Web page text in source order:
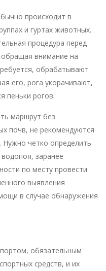
происходит в
и гуртах животных.
процедура перед
внимание на
обрабатывают
его, рога укорачивают,
пеньки рогов.
маршрут без
почв, не рекомендуются
Нужно четко определить
заранее
по месту провести
выявления
в случае обнаружения
обязательным
средств, и их